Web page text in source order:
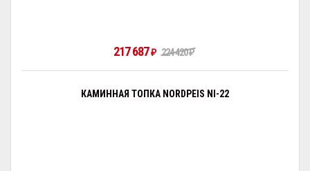
217 687₽ 224 420₽
КАМИННАЯ ТОПКА NORDPEIS NI-22